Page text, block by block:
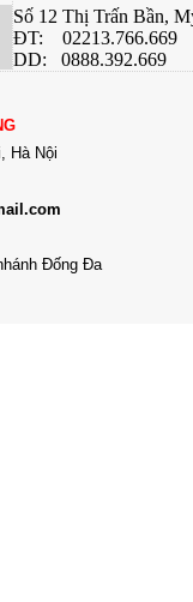
Số 12 Thị Trấn Bần,
ĐT: 02213.766.669
DD: 0888.392.669
Hà Nội
Đống Đa